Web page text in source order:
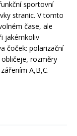
sportovní
stranic. V tomto
čase, ale
jakémkoliv
čoček: polarizační
obličeje, rozměry
A,B,C.